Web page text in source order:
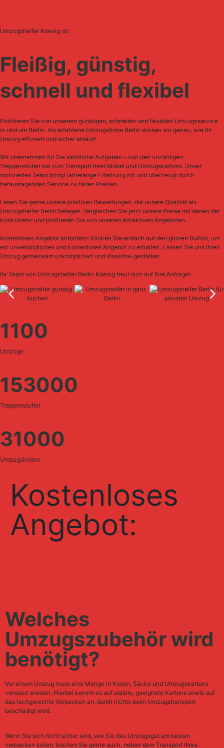
Umzugshelfer Koenig ist:
Fleißig, günstig,
schnell und flexibel
Profitieren Sie von unserem günstigen, schnellen und flexiblen Umzugsservice
in und um Berlin. Als erfahrene Umzugsfirma Berlin wissen wir genau, wie Ihr
Umzug effizient und sicher abläuft.
Wir übernehmen für Sie sämtliche Aufgaben – von den unzähligen
Treppenstufen bis zum Transport Ihrer Möbel und Umzugskartons. Unser
motiviertes Team bringt jahrelange Erfahrung mit und überzeugt durch
herausragenden Service zu fairen Preisen.
Lesen Sie gerne unsere positiven Bewertungen, die unsere Qualität als
Umzugshelfer Berlin belegen. Vergleichen Sie jetzt unsere Preise mit denen der
Konkurrenz und profitieren Sie von unseren attraktiven Angeboten.
Kostenloses Angebot anfordern: Klicken Sie einfach auf den grünen Button, um
ein unverbindliches und kostenloses Angebot zu erhalten. Lassen Sie uns Ihren
Umzug gemeinsam unkompliziert und stressfrei gestalten.
Ihr Team von Umzugshelfer Berlin Koenig freut sich auf Ihre Anfrage!
1100
Umzüge
153000
Treppenstufen
31000
Umzugskisten
Kostenloses
Angebot:
Welches
Umzugszubehör wird
benötigt?
Vor einem Umzug muss eine Menge in Kisten, Säcke und Umzugskartons
verstaut werden. Hierbei kommt es auf stabile, geeignete Kartons sowie auf
das fachgerechte Verpacken an, damit nichts beim Umzugstransport
beschädigt wird.
Wenn Sie sich nicht sicher sind, wie Sie das Umzugsgut am besten
verpacken sollen, buchen Sie gerne auch, neben dem Transport Ihres